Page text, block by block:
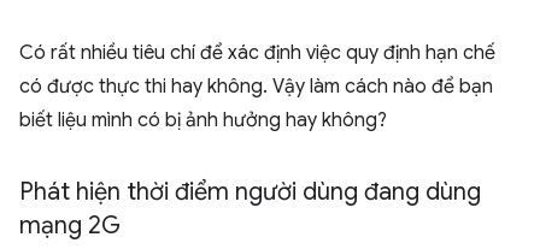
Có rất nhiều tiêu chí để xác định việc quy định hạn chế
có được thực thi hay không. Vậy làm cách nào để bạn
biết liệu mình có bị ảnh hưởng hay không?
Phát hiện thời điểm người dùng đang dùng
mạng 2G